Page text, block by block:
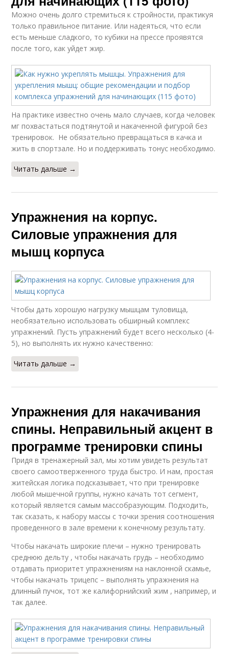
Можно очень долго стремиться к стройности, практикуя
только правильное питание. Или надеяться, что если
есть меньше сладкого, то кубики на прессе проявятся
после того, как уйдет жир.
На практике известно очень мало случаев, когда человек
мг похвастаться подтянутой и накаченной фигурой без
тренировок. Не обязательно превращаться в качка и
жить в спортзале. Но и поддерживать тонус необходимо.
Читать дальше →
Упражнения на корпус.
Силовые упражнения для
мышц корпуса
Чтобы дать хорошую нагрузку мышцам туловища,
необязательно использовать обширный комплекс
упражнений. Пусть упражнений будет всего несколько (4-
5), но выполнять их нужно качественно:
Читать дальше →
Упражнения для накачивания
спины. Неправильный акцент в
программе тренировки спины
Придя в тренажерный зал, мы хотим увидеть результат
своего самоотверженного труда быстро. И нам, простая
житейская логика подсказывает, что при тренировке
любой мышечной группы, нужно качать тот сегмент,
который является самым массобразующим. Подходить,
так сказать, к набору массы с точки зрения соотношения
проведенного в зале времени к конечному результату.
Чтобы накачать широкие плечи – нужно тренировать
среднюю дельту , чтобы накачать грудь – необходимо
отдавать приоритет упражнениям на наклонной скамье,
чтобы накачать трицепс – выполнять упражнения на
длинный пучок, тот же калифорнийский жим , например, и
так далее.